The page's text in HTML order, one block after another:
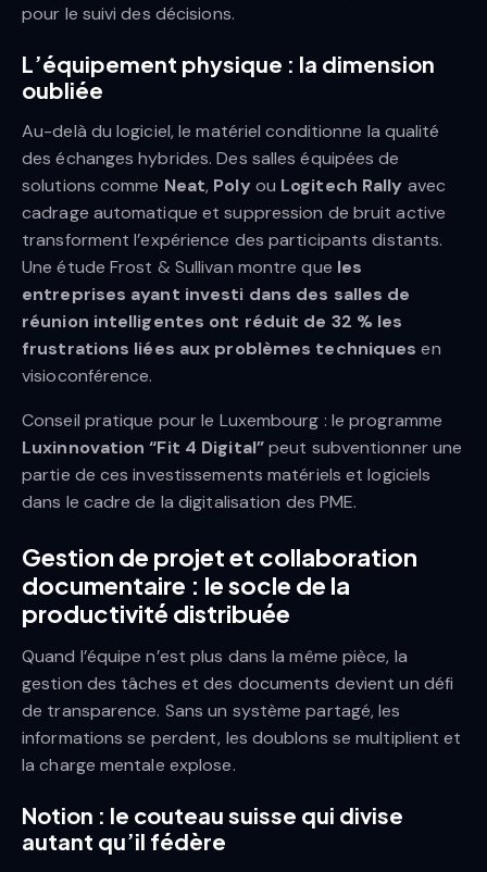
pour le suivi des décisions.
L’équipement physique : la dimension
oubliée
Au-delà du logiciel, le matériel conditionne la qualité
des échanges hybrides. Des salles équipées de
solutions comme Neat, Poly ou Logitech Rally avec
cadrage automatique et suppression de bruit active
transforment l’expérience des participants distants.
Une étude Frost & Sullivan montre que les
entreprises ayant investi dans des salles de
réunion intelligentes ont réduit de 32 % les
frustrations liées aux problèmes techniques en
visioconférence.
Conseil pratique pour le Luxembourg : le programme
Luxinnovation “Fit 4 Digital”peut subventionner une
partie de ces investissements matériels et logiciels
dans le cadre de la digitalisation des PME.
Gestion de projet et collaboration
documentaire : le socle de la
productivité distribuée
Quand l’équipe n’est plus dans la même pièce, la
gestion des tâches et des documents devient un défi
de transparence. Sans un système partagé, les
informations se perdent, les doublons se multiplient et
la charge mentale explose.
Notion : le couteau suisse qui divise
autant qu’il fédère